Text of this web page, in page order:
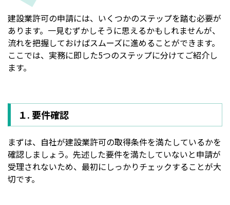
建設業許可の申請には、いくつかのステップを踏む必要が
あります。一見むずかしそうに思えるかもしれませんが、
流れを把握しておけばスムーズに進めることができます。
ここでは、実務に即した5つのステップに分けてご紹介し
ます。
１. 要件確認
まずは、自社が建設業許可の取得条件を満たしているかを
確認しましょう。先述した要件を満たしていないと申請が
受理されないため、最初にしっかりチェックすることが大
切です。